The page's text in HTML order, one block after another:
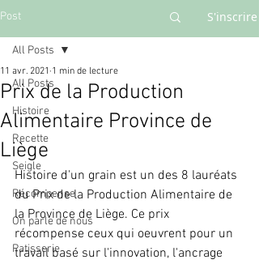
Post S'inscrire
All Posts
Histoire
Recette
Seigle
Récompense
On parle de nous
Patisserie
All Posts
Prix de la Production
Alimentaire Province de
Liège
11 avr. 2021 1 min de lecture
Histoire d'un grain est un des 8 lauréats
du Prix de la Production Alimentaire de
la Province de Liège. Ce prix
récompense ceux qui oeuvrent pour un
travail basé sur l'innovation, l'ancrage